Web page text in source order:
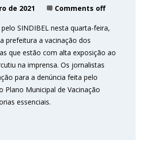
de 2021 Comments off
SINDIBEL nesta quarta-feira,
prefeitura a vacinação dos
que estão com alta exposição ao
na imprensa. Os jornalistas
para a denúncia feita pelo
Plano Municipal de Vacinação
essenciais.